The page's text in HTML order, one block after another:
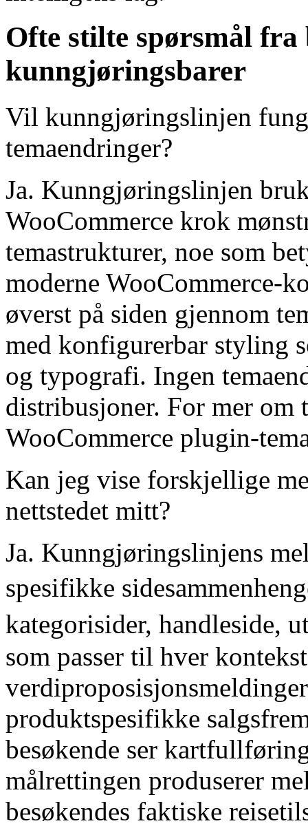
Ofte stilte spørsmål
kunngjøringsbarer
Vil kunngjøringslinjen
temaendringer?
Ja. Kunngjøringslinjen
WooCommerce krok
temastrukturer, noe som
moderne WooCommerce-
øverst på siden gjennom
med konfigurerbar styling
og typografi. Ingen
distribusjoner. For mer om
WooCommerce plugin-
Kan jeg vise forskjellige
nettstedet mitt?
Ja. Kunngjøringslinjens
spesifikke
kategorisider, handleside,
som passer til hver
produktspesifikke
besøkende ser
målrettingen produserer
besøkendes faktiske